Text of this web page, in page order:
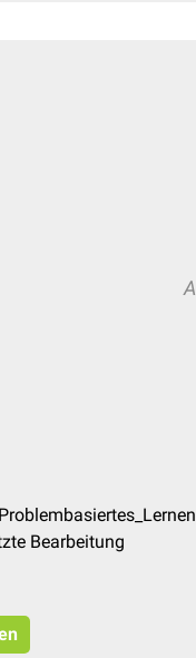
A
Bearbeitung